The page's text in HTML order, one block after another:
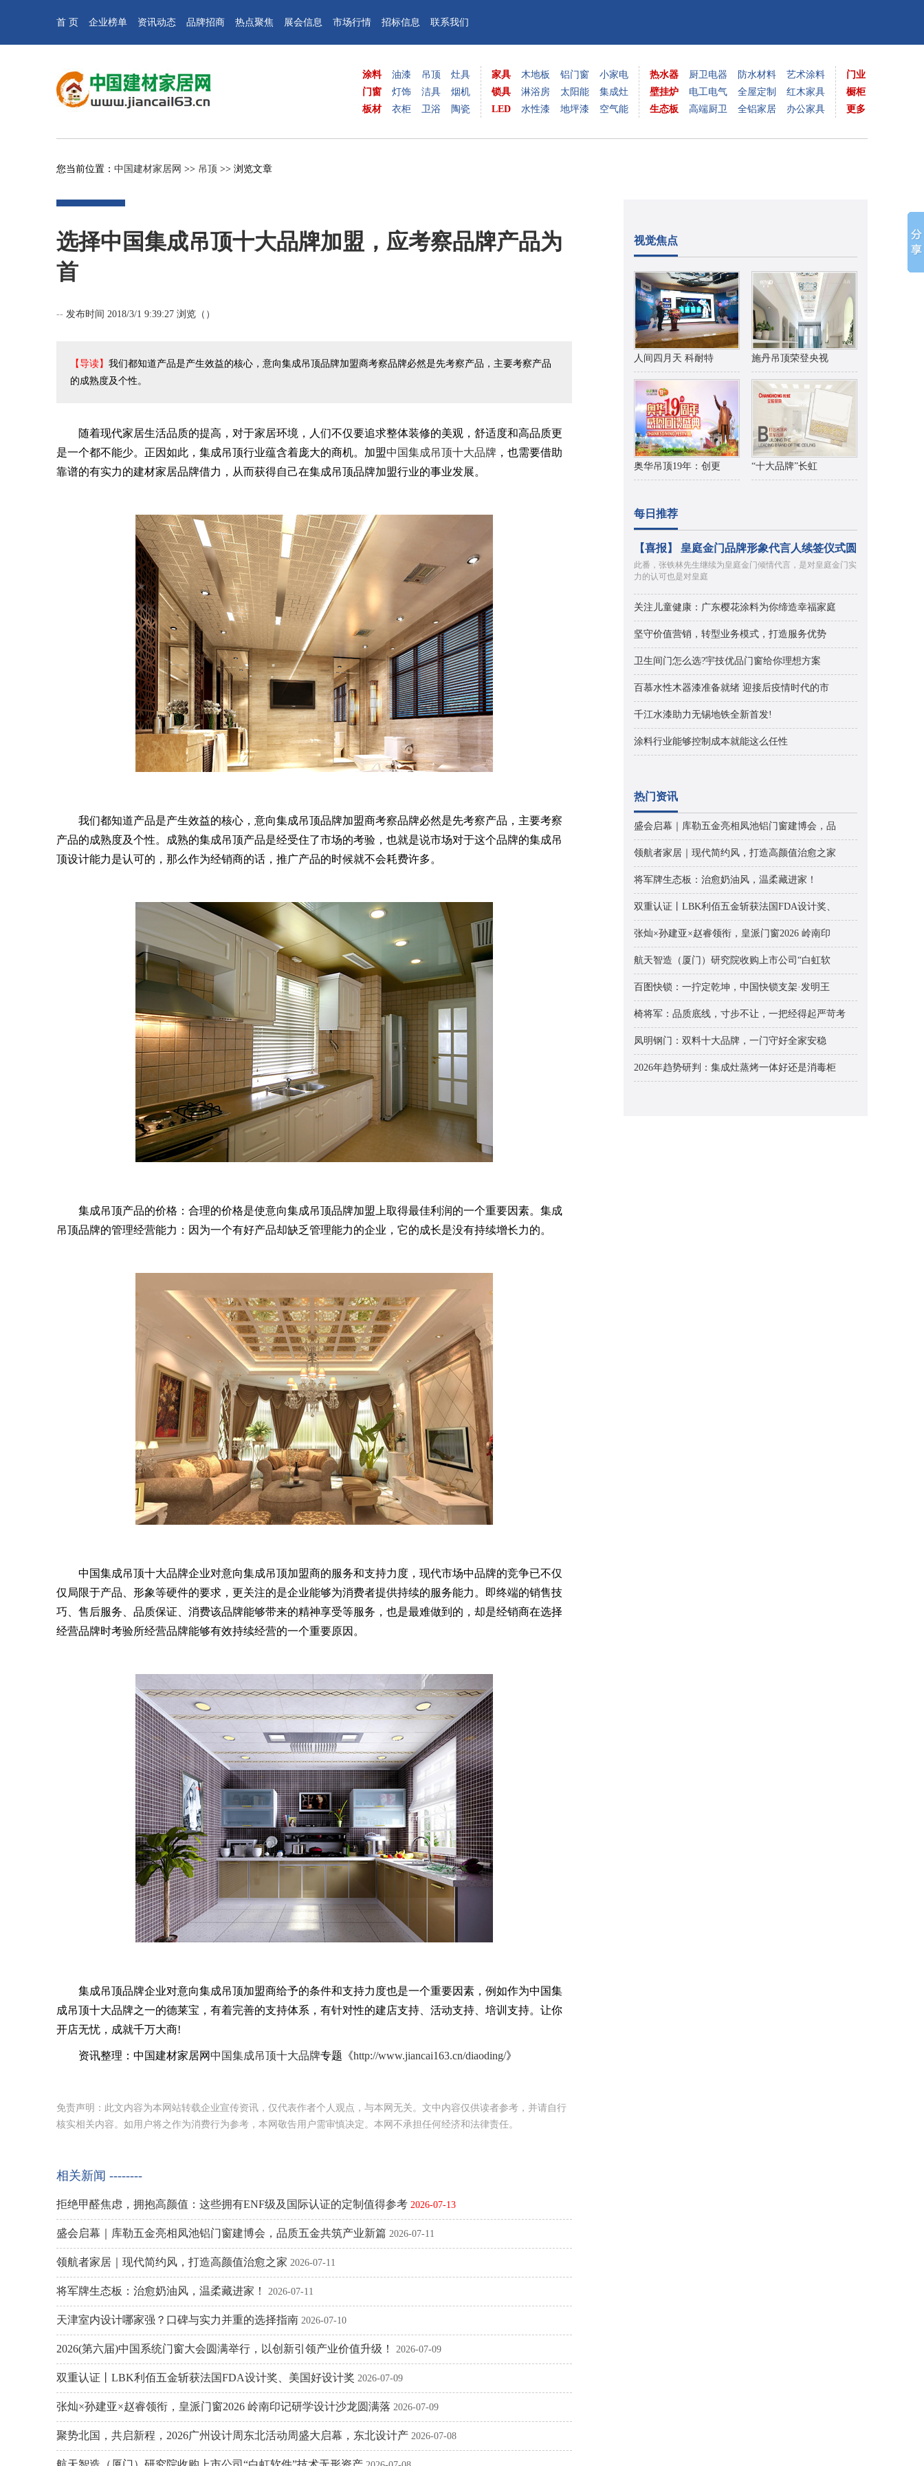
首 页 企业榜单 资讯动态 品牌招商 热点聚焦 展会信息 市场行情 招标信息 联系我们
涂料
门窗
板材
油漆
灯饰
衣柜
吊顶
洁具
卫浴
灶具
烟机
陶瓷
家具
锁具
LED
木地板
淋浴房
水性漆
铝门窗
太阳能
地坪漆
小家电
集成灶
空气能
热水器
壁挂炉
生态板
厨卫电器
电工电气
高端厨卫
防水材料
全屋定制
全铝家居
艺术涂料
红木家具
办公家具
门业
橱柜
更多
您当前位置： 中国建材家居网 >> 吊顶 >> 浏览文章
选择中国集成吊顶十大品牌加盟，应考察品牌产品为
首
-- 发布时间 2018/3/1 9:39:27 浏览（ ）
【导读】 我们都知道产品是产生效益的核心，意向集成吊顶品牌加盟商考察品牌必然是先考察产品，主要考察产品
的成熟度及个性。
随着现代家居生活品质的提高，对于家居环境，人们不仅要追求整体装修的美观，舒适度和高品质更
是一个都不能少。正因如此，集成吊顶行业蕴含着庞大的商机。加盟中国集成吊顶十大品牌 ，也需要借助
靠谱的有实力的建材家居品牌借力，从而获得自己在集成吊顶品牌加盟行业的事业发展。
我们都知道产品是产生效益的核心，意向集成吊顶品牌加盟商考察品牌必然是先考察产品，主要考察
产品的成熟度及个性。成熟的集成吊顶产品是经受住了市场的考验，也就是说市场对于这个品牌的集成吊
顶设计能力是认可的，那么作为经销商的话，推广产品的时候就不会耗费许多。
集成吊顶产品的价格：合理的价格是使意向集成吊顶品牌加盟上取得最佳利润的一个重要因素。集成
吊顶品牌的管理经营能力：因为一个有好产品却缺乏管理能力的企业，它的成长是没有持续增长力的。
中国集成吊顶十大品牌企业对意向集成吊顶加盟商的服务和支持力度，现代市场中品牌的竞争已不仅
仅局限于产品、形象等硬件的要求，更关注的是企业能够为消费者提供持续的服务能力。即终端的销售技
巧、售后服务、品质保证、消费该品牌能够带来的精神享受等服务，也是最难做到的，却是经销商在选择
经营品牌时考验所经营品牌能够有效持续经营的一个重要原因。
集成吊顶品牌企业对意向集成吊顶加盟商给予的条件和支持力度也是一个重要因素，例如作为中国集
成吊顶十大品牌之一的德莱宝，有着完善的支持体系，有针对性的建店支持、活动支持、培训支持。让你
开店无忧，成就千万大商!
资讯整理：中国建材家居网 中国集成吊顶十大品牌专题《http://www.jiancai163.cn/diaoding/》
免责声明：此文内容为本网站转载企业宣传资讯，仅代表作者个人观点，与本网无关。文中内容仅供读者参考，并请自行
核实相关内容。如用户将之作为消费行为参考，本网敬告用户需审慎决定。本网不承担任何经济和法律责任。
相关新闻 --------
拒绝甲醛焦虑，拥抱高颜值：这些拥有ENF级及国际认证的定制值得参考 2026-07-13
盛会启幕｜库勒五金亮相凤池铝门窗建博会，品质五金共筑产业新篇 2026-07-11
领航者家居｜现代简约风，打造高颜值治愈之家 2026-07-11
将军牌生态板：治愈奶油风，温柔藏进家！ 2026-07-11
天津室内设计哪家强？口碑与实力并重的选择指南 2026-07-10
2026(第六届)中国系统门窗大会圆满举行，以创新引领产业价值升级！ 2026-07-09
双重认证丨LBK利佰五金斩获法国FDA设计奖、美国好设计奖 2026-07-09
张灿×孙建亚×赵睿领衔，皇派门窗2026 岭南印记研学设计沙龙圆满落 2026-07-09
聚势北国，共启新程，2026广州设计周东北活动周盛大启幕，东北设计产 2026-07-08
视觉焦点
人间四月天 科耐特 施丹吊顶荣登央视
奥华吊顶19年：创更 “十大品牌”长虹
每日推荐
【喜报】 皇庭金门品牌形象代言人续签仪式圆
此番，张铁林先生继续为皇庭金门倾情代言，是对皇庭金门实
力的认可也是对皇庭
关注儿童健康：广东樱花涂料为你缔造幸福家庭
坚守价值营销，转型业务模式，打造服务优势
卫生间门怎么选?宇技优品门窗给你理想方案
百慕水性木器漆准备就绪 迎接后疫情时代的市
千江水漆助力无锡地铁全新首发!
涂料行业能够控制成本就能这么任性
热门资讯
盛会启幕｜库勒五金亮相凤池铝门窗建博会，品
领航者家居｜现代简约风，打造高颜值治愈之家
将军牌生态板：治愈奶油风，温柔藏进家！
双重认证丨LBK利佰五金斩获法国FDA设计奖、
张灿×孙建亚×赵睿领衔，皇派门窗2026 岭南印
航天智造（厦门）研究院收购上市公司“白虹软
百图快锁：一拧定乾坤，中国快锁支架·发明王
椅将军：品质底线，寸步不让，一把经得起严苛考
凤明钢门：双料十大品牌，一门守好全家安稳
2026年趋势研判：集成灶蒸烤一体好还是消毒柜